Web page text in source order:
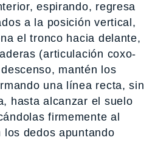
espirando, regresa
a la posición vertical,
el tronco hacia delante,
(articulación coxo-
mantén los
una línea recta, sin
hasta alcanzar el suelo
firmemente al
los dedos apuntando